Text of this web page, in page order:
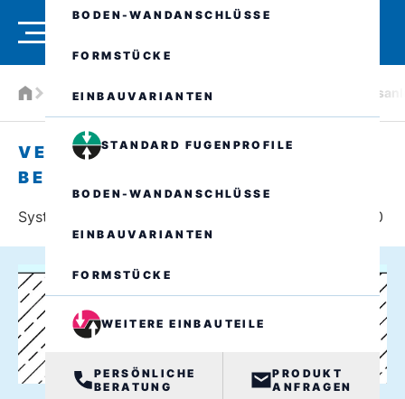
BODEN-WANDANSCHLÜSSE
FORMSTÜCKE
EINBAUVARIANTEN
STANDARD FUGENPROFILE
BODEN-WANDANSCHLÜSSE
EINBAUVARIANTEN
FORMSTÜCKE
WEITERE EINBAUTEILE
PERSÖNLICHE
BERATUNG
PRODUKT
ANFRAGEN
Produkte Wasserdichte Fugenprofile
VERARBEITUNGSANLEITUNG BEI
BESCHICHTUNG
Systembeispiel: VA.8.95/20 mit Vergussprofil VP5/20